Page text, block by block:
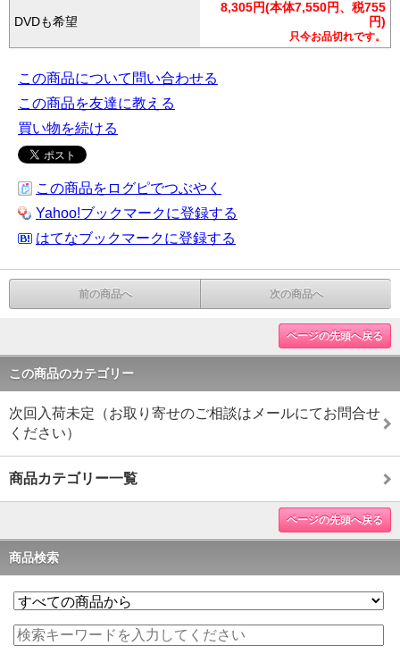
DVDも希望
8,305円(本体7,550円、税755
円)
只今お品切れです。
この商品について問い合わせる
この商品を友達に教える
買い物を続ける
この商品をログピでつぶやく
Yahoo!ブックマークに登録する
はてなブックマークに登録する
前の商品へ 次の商品へ
ページの先頭へ戻る
この商品のカテゴリー
次回入荷未定（お取り寄せのご相談はメールにてお問合せ
ください）
商品カテゴリー一覧
ページの先頭へ戻る
商品検索